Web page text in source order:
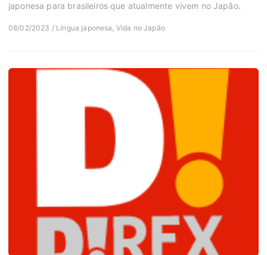
japonesa para brasileiros que atualmente vivem no Japão.
08/02/2023 / Língua japonesa, Vida no Japão